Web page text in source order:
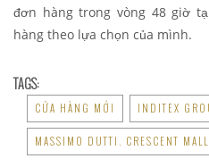
đơn hàng trong vòng 48 giờ
hàng theo lựa chọn của mình.
TAGS:
CỬA HÀNG MỚI INDITEX
MASSIMO DUTTI. CRESCENT MALL